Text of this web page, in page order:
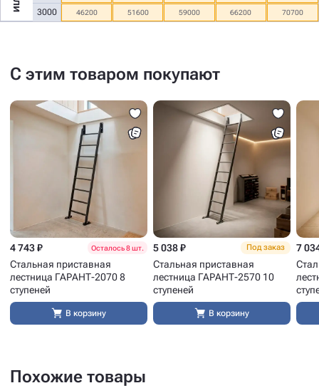
3000
46200 51600 59000 66200 70700
С этим товаром покупают
4 743 ₽ Осталось 8 шт.
Стальная приставная
лестница ГАРАНТ-2070 8
ступеней
В корзину
5 038 ₽ Под заказ
Стальная приставная
лестница ГАРАНТ-2570 10
ступеней
В корзину
7
Похожие товары